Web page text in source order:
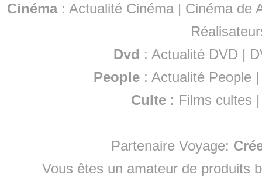
Cinéma: Actualité Cinéma | Cinéma de
Dvd : Actualité DVD |
People :Actualité People
Culte : Films cultes
Partenaire Voyage:
Vous êtes un amateur de produits